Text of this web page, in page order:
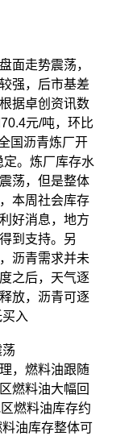
面走势震荡，
强，后市基差
据卓创资讯数
元/吨，环比
国沥青炼厂开
。炼厂库存水
荡，但是整体
本周社会库存
好消息，地方
到支持。另
沥青需求并未
之后，天气逐
放，沥青可逐
入
，燃料油跟随
燃料油大幅回
燃料油库存约
油库存整体可